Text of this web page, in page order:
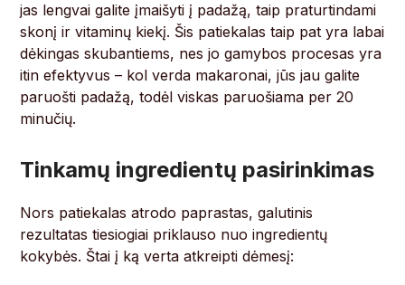
jas lengvai galite įmaišyti į padažą, taip praturtindami
skonį ir vitaminų kiekį. Šis patiekalas taip pat yra labai
dėkingas skubantiems, nes jo gamybos procesas yra
itin efektyvus – kol verda makaronai, jūs jau galite
paruošti padažą, todėl viskas paruošiama per 20
minučių.
Tinkamų ingredientų pasirinkimas
Nors patiekalas atrodo paprastas, galutinis
rezultatas tiesiogiai priklauso nuo ingredientų
kokybės. Štai į ką verta atkreipti dėmesį: